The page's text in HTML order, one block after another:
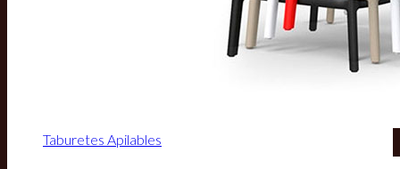
Taburetes Apilables